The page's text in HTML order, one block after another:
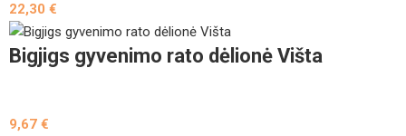
22,30€
Bigjigs gyvenimo rato dėlionė Višta
9,67€